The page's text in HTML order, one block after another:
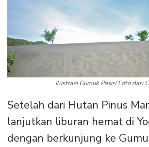
Ilustrasi Gumuk Pasir/ Foto dari
Setelah dari Hutan Pinus
lanjutkan liburan hemat di
dengan berkunjung ke